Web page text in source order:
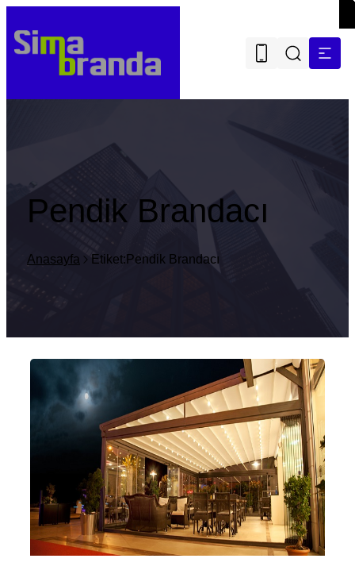
Pendik Brandacı
Anasayfa Etiket:Pendik Brandacı